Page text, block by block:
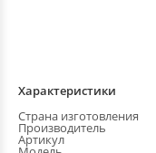
Характеристики
Страна изготовления
Производитель
Артикул